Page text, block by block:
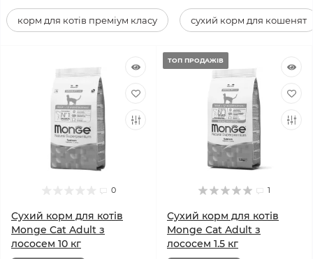
корм для котів преміум класу сухий корм для кошенят
0
Сухий корм для котів
Monge Cat Adult з
лососем 10 кг
ТОП ПРОДАЖІВ
1
Сухий корм для котів
Monge Cat Adult з
лососем 1.5 кг